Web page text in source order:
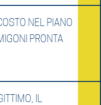
NEL PIANO
PRONTA
IL